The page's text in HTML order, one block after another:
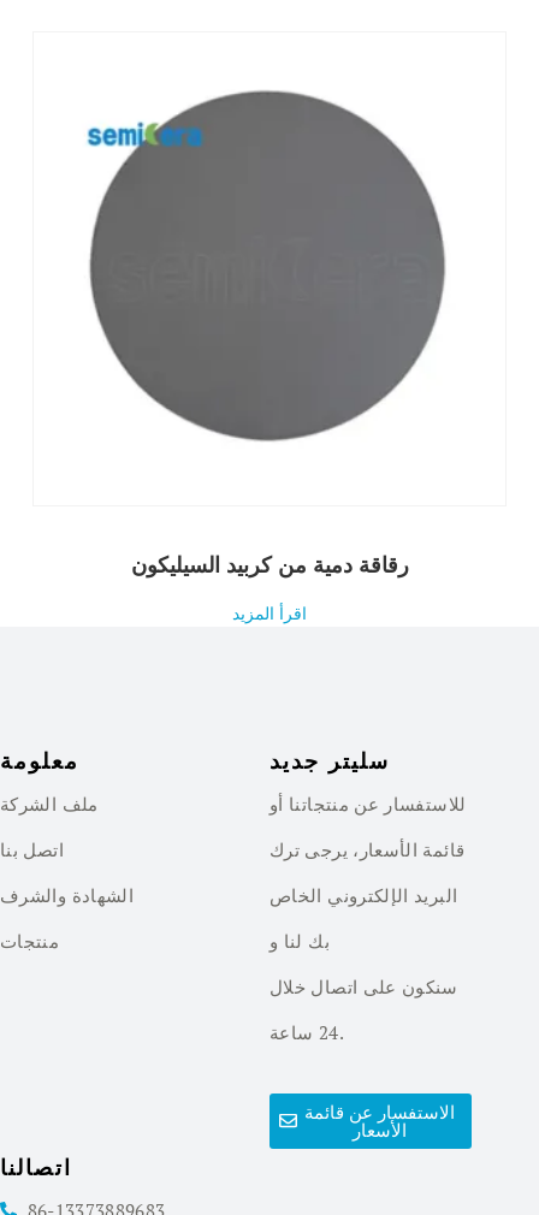
رقاقة دمية من كربيد السيليكون
اقرأ المزيد
معلومة
ملف الشركة
اتصل بنا
الشهادة والشرف
منتجات
سليتر جديد
للاستفسار عن منتجاتنا أو
قائمة الأسعار، يرجى ترك
البريد الإلكتروني الخاص
بك لنا و
سنكون على اتصال خلال
24 ساعة.
الاستفسار عن قائمة
الأسعار
اتصالنا
86-13373889683